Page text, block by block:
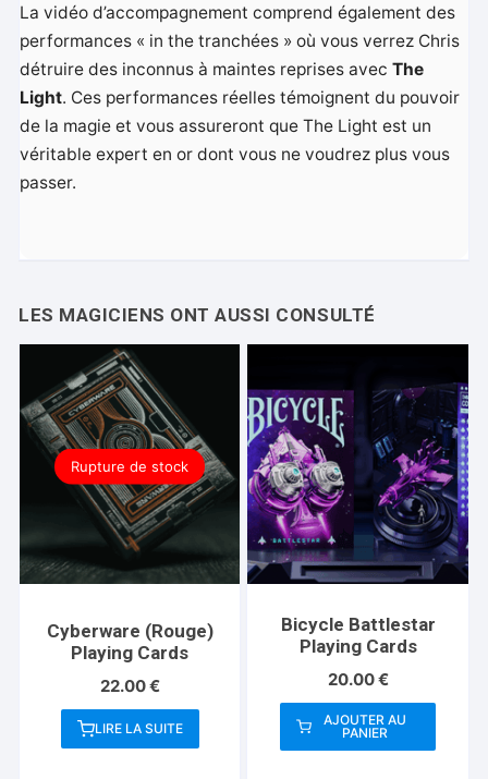
La vidéo d’accompagnement comprend également des
performances « in the tranchées » où vous verrez Chris
détruire des inconnus à maintes reprises avecThe
Light. Ces performances réelles témoignent du pouvoir
de la magie et vous assureront que The Light est un
véritable expert en or dont vous ne voudrez plus vous
passer.
Rupture de stock
Cyberware (Rouge)
Playing Cards
22.00€
LIRE LA SUITE
Bicycle Battlestar
Playing Cards
20.00€
AJOUTER AU
PANIER